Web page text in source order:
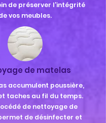
de préserver l'intégrité
vos meubles.
de matelas
accumulent poussière,
taches au fil du temps.
de nettoyage de
de désinfecter et